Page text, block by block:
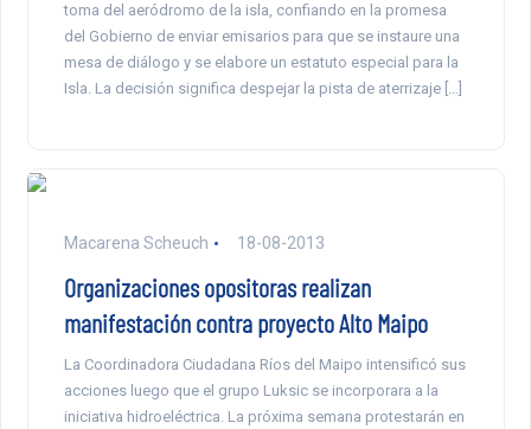
toma del aeródromo de la isla, confiando en la promesa
del Gobierno de enviar emisarios para que se instaure una
mesa de diálogo y se elabore un estatuto especial para la
Isla. La decisión significa despejar la pista de aterrizaje […]
Macarena Scheuch 18-08-2013
Organizaciones opositoras realizan
manifestación contra proyecto Alto Maipo
La Coordinadora Ciudadana Ríos del Maipo intensificó sus
acciones luego que el grupo Luksic se incorporara a la
iniciativa hidroeléctrica. La próxima semana protestarán en